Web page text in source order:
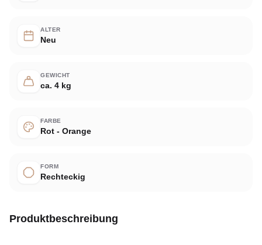
ALTER
Neu
GEWICHT
ca. 4 kg
FARBE
Rot - Orange
FORM
Rechteckig
Produktbeschreibung